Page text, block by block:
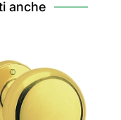
anche